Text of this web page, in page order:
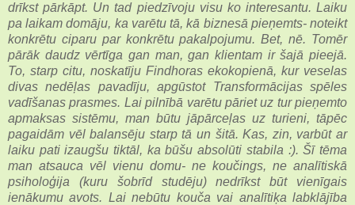
drīkst pārkāpt. Un tad piedzīvoju visu ko interesantu. Laiku
pa laikam domāju, ka varētu tā, kā biznesā pieņemts- noteikt
konkrētu ciparu par konkrētu pakalpojumu. Bet, nē. Tomēr
pārāk daudz vērtīga gan man, gan klientam ir šajā pieejā.
To, starp citu, noskatīju Findhoras ekokopienā, kur veselas
divas nedēļas pavadīju, apgūstot Transformācijas spēles
vadīšanas prasmes. Lai pilnībā varētu pāriet uz tur pieņemto
apmaksas sistēmu, man būtu jāpārceļas uz turieni, tāpēc
pagaidām vēl balansēju starp tā un šitā. Kas, zin, varbūt ar
laiku pati izaugšu tiktāl, ka būšu absolūti stabila :). Šī tēma
man atsauca vēl vienu domu- ne koučings, ne analītiskā
psiholoģija (kuru šobrīd studēju) nedrīkst būt vienīgais
ienākumu avots. Lai nebūtu kouča vai analītiķa labklājība